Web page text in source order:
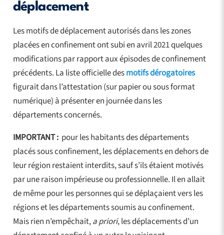
déplacement
Les motifs de déplacement autorisés dans les zones
placées en confinement ont subi en avril 2021 quelques
modifications par rapport aux épisodes de confinement
précédents. La liste officielle desmotifs dérogatoires
figurait dans l’attestation (sur papier ou sous format
numérique) à présenter en journée dans les
départements concernés.
IMPORTANT :pour les habitants des départements
placés sous confinement, les déplacements en dehors de
leur région restaient interdits, sauf s’ils étaient motivés
par une raison impérieuse ou professionnelle. Il en allait
de même pour les personnes qui se déplaçaient vers les
régions et les départements soumis au confinement.
Mais rien n’empêchait,a priori, les déplacements d’un